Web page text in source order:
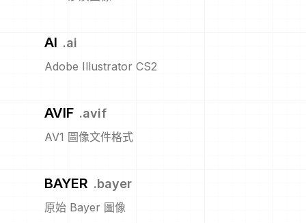
AI .ai
Adobe Illustrator CS2
AVIF .avif
AV1 圖像文件格式
BAYER .bayer
原始 Bayer 圖像